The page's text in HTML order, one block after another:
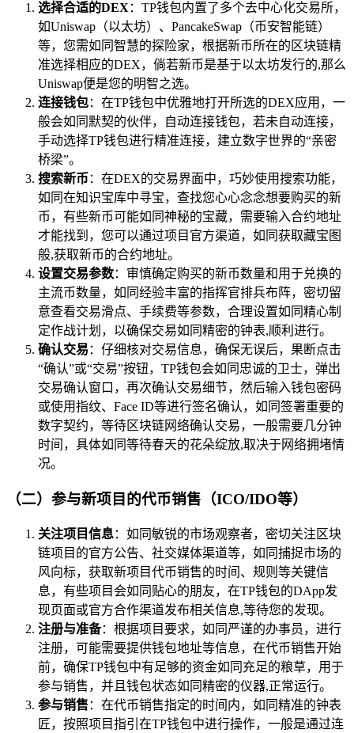
选择合适的DEX ：TP钱包内置了多个去中心化交易所，
如Uniswap（以太坊）、PancakeSwap（币安智能链）
等，您需如同智慧的探险家，根据新币所在的区块链精
准选择相应的DEX，倘若新币是基于以太坊发行的,那么
Uniswap便是您的明智之选。
连接钱包：在TP钱包中优雅地打开所选的DEX应用，一
般会如同默契的伙伴，自动连接钱包，若未自动连接，
手动选择TP钱包进行精准连接，建立数字世界的“亲密
桥梁”。
搜索新币 ：在DEX的交易界面中，巧妙使用搜索功能，
如同在知识宝库中寻宝，查找您心心念念想要购买的新
币，有些新币可能如同神秘的宝藏，需要输入合约地址
才能找到，您可以通过项目官方渠道，如同获取藏宝图
般,获取新币的合约地址。
设置交易参数：审慎确定购买的新币数量和用于兑换的
主流币数量，如同经验丰富的指挥官排兵布阵，密切留
意查看交易滑点、手续费等参数，合理设置如同精心制
定作战计划，以确保交易如同精密的钟表,顺利进行。
确认交易 ：仔细核对交易信息，确保无误后，果断点击
“确认”或“交易”按钮，TP钱包会如同忠诚的卫士，弹出
交易确认窗口，再次确认交易细节，然后输入钱包密码
或使用指纹、Face ID等进行签名确认，如同签署重要的
数字契约，等待区块链网络确认交易，一般需要几分钟
时间，具体如同等待春天的花朵绽放,取决于网络拥堵情
况。
（二）参与新项目的代币销售（ICO/IDO等）
关注项目信息：如同敏锐的市场观察者，密切关注区块
链项目的官方公告、社交媒体渠道等，如同捕捉市场的
风向标，获取新项目代币销售的时间、规则等关键信
息，有些项目会如同贴心的朋友，在TP钱包的DApp发
现页面或官方合作渠道发布相关信息,等待您的发现。
注册与准备：根据项目要求，如同严谨的办事员，进行
注册，可能需要提供钱包地址等信息，在代币销售开始
前，确保TP钱包中有足够的资金如同充足的粮草，用于
参与销售，并且钱包状态如同精密的仪器,正常运行。
参与销售 ：在代币销售指定的时间内，如同精准的钟表
匠，按照项目指引在TP钱包中进行操作，一般是通过连